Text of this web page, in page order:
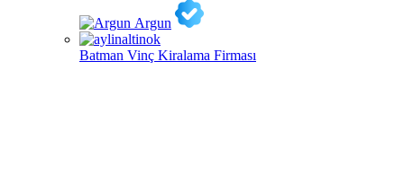
Argun
Batman Vinç Kiralama Firması